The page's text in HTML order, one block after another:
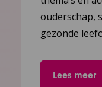
ouderschap,
gezonde
Lees meer